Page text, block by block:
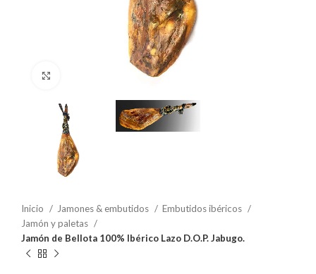
Inicio Jamones & embutidos
Embutidos ibéricos
Jamón y paletas
Jamón de Bellota 100% Ibérico Lazo D.O.P. Jabugo.